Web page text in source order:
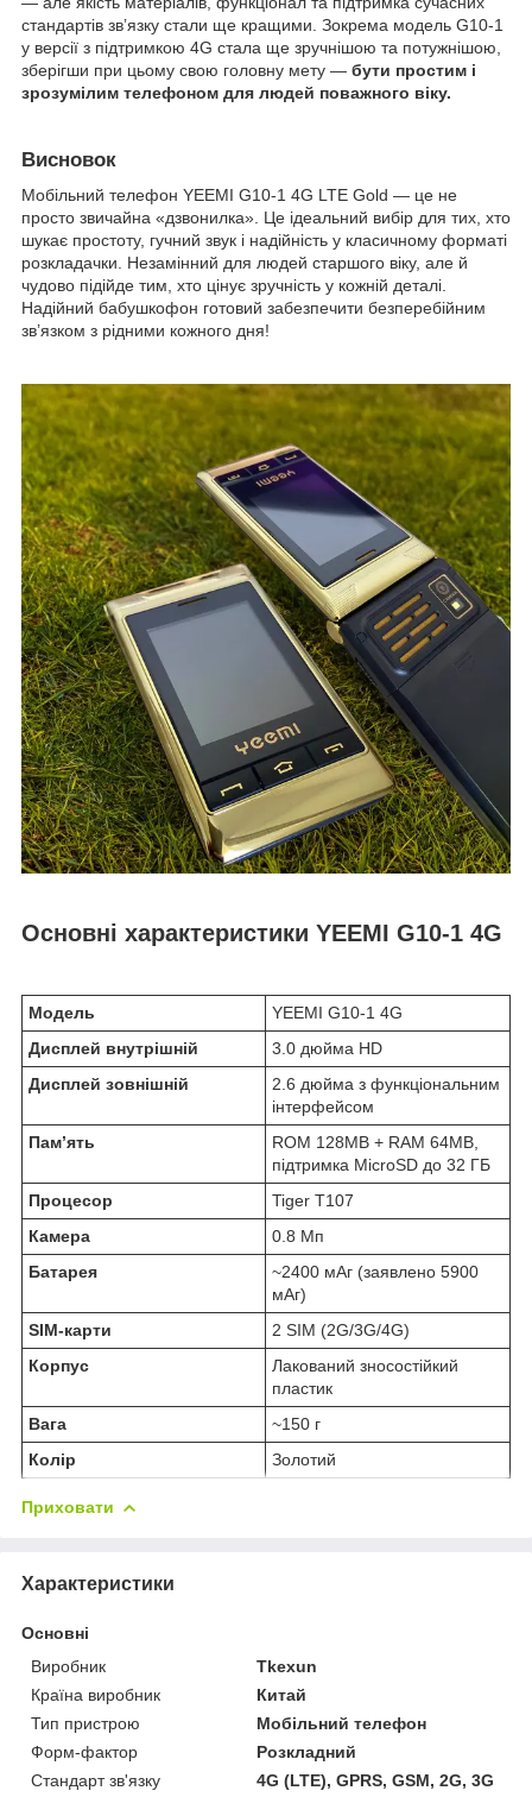
стандартів звʼязку стали ще кращими. Зокрема модель G10-1
у версії з підтримкою 4G стала ще зручнішою та потужнішою,
зберігши при цьому свою головну мету — бути простим і
зрозумілим телефоном для людей поважного віку.
Висновок
Мобільний телефон YEEMI G10-1 4G LTE Gold — це не
просто звичайна «дзвонилка». Це ідеальний вибір для тих, хто
шукає простоту, гучний звук і надійність у класичному форматі
розкладачки. Незамінний для людей старшого віку, але й
чудово підійде тим, хто цінує зручність у кожній деталі.
Надійний бабушкофон готовий забезпечити безперебійним
зв’язком з рідними кожного дня!
Основні характеристики YEEMI G10-1 4G
Модель
YEEMI G10-1 4G
Дисплей внутрішній
3.0 дюйма HD
Дисплей зовнішній
2.6 дюйма з функціональним
інтерфейсом
Памʼять
ROM 128MB + RAM 64MB,
підтримка MicroSD до 32 ГБ
Процесор
Tiger T107
Камера
0.8 Мп
Батарея
~2400 мАг (заявлено 5900
мАг)
SIM-карти
2 SIM (2G/3G/4G)
Корпус
Лакований зносостійкий
пластик
Вага
~150 г
Колір
Золотий
Приховати
Характеристики
Основні
Виробник
Tkexun
Країна виробник
Китай
Тип пристрою
Мобільний телефон
Форм-фактор
Розкладний
Стандарт зв'язку
4G (LTE), GPRS, GSM, 2G, 3G